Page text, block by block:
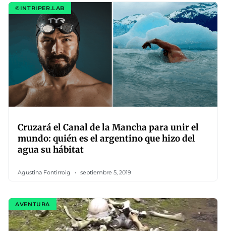
©INTRIPER.LAB
Cruzará el Canal de la Mancha para unir el
mundo: quién es el argentino que hizo del
agua su hábitat
Agustina Fontirroig septiembre 5, 2019
AVENTURA